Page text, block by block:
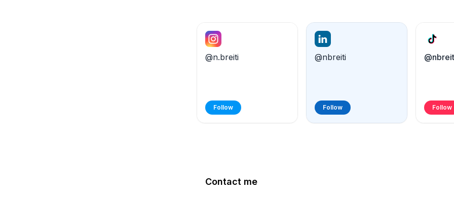
@n.breiti
Follow
@nbreiti
Follow Follow
Contact me